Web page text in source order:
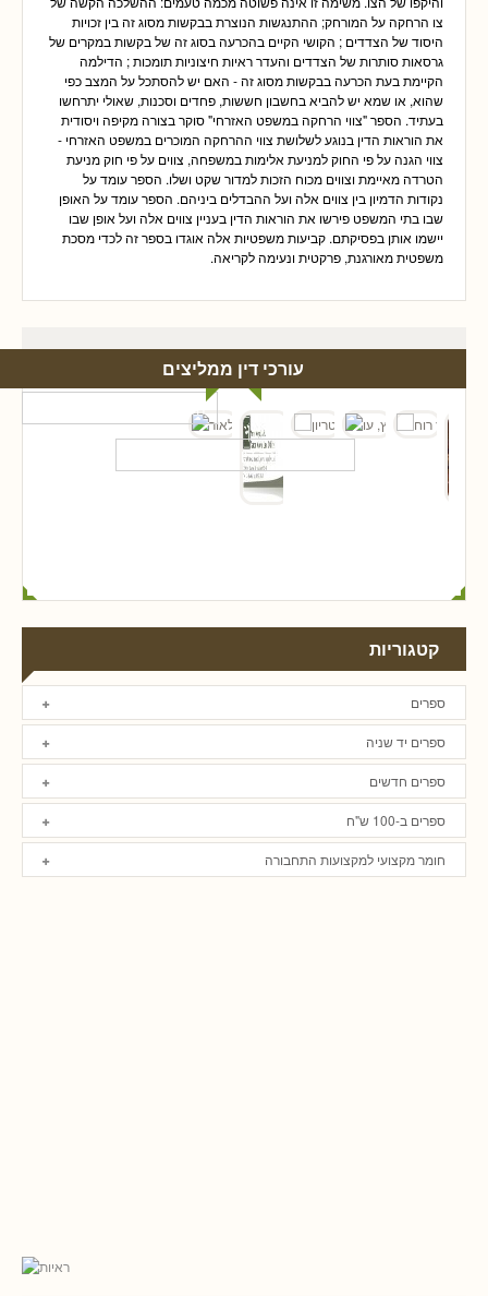
צו הרחקה על המורחק; ההתנגשות הנוצרת בבקשות מסוג זה בין זכויות
היסוד של הצדדים ; הקושי הקיים בהכרעה בסוג זה של בקשות במקרים של
גרסאות סותרות של הצדדים והעדר ראיות חיצוניות תומכות ; הדילמה
הקיימת בעת הכרעה בבקשות מסוג זה - האם יש להסתכל על המצב כפי
שהוא, או שמא יש להביא בחשבון חששות, פחדים וסכנות, שאולי יתרחשו
בעתיד. הספר "צווי הרחקה במשפט האזרחי" סוקר בצורה מקיפה ויסודית
את הוראות הדין בנוגע לשלושת צווי ההרחקה המוכרים במשפט האזרחי -
צווי הגנה על פי החוק למניעת אלימות במשפחה, צווים על פי חוק מניעת
הטרדה מאיימת וצווים מכוח הזכות למדור שקט ושלו. הספר עומד על
נקודות הדמיון בין צווים אלה ועל ההבדלים ביניהם. הספר עומד על האופן
שבו בתי המשפט פירשו את הוראות הדין בעניין צווים אלה ועל אופן שבו
יישמו אותן בפסיקתם. קביעות משפטיות אלה אוגדו בספר זה לכדי מסכת
משפטית מאורגנת, פרקטית ונעימה לקריאה.
עורכי דין ממליצים
קטגוריות
ספרים
ספרים יד שניה
ספרים חדשים
ספרים ב-100 ש"ח
חומר מקצועי למקצועות התחבורה